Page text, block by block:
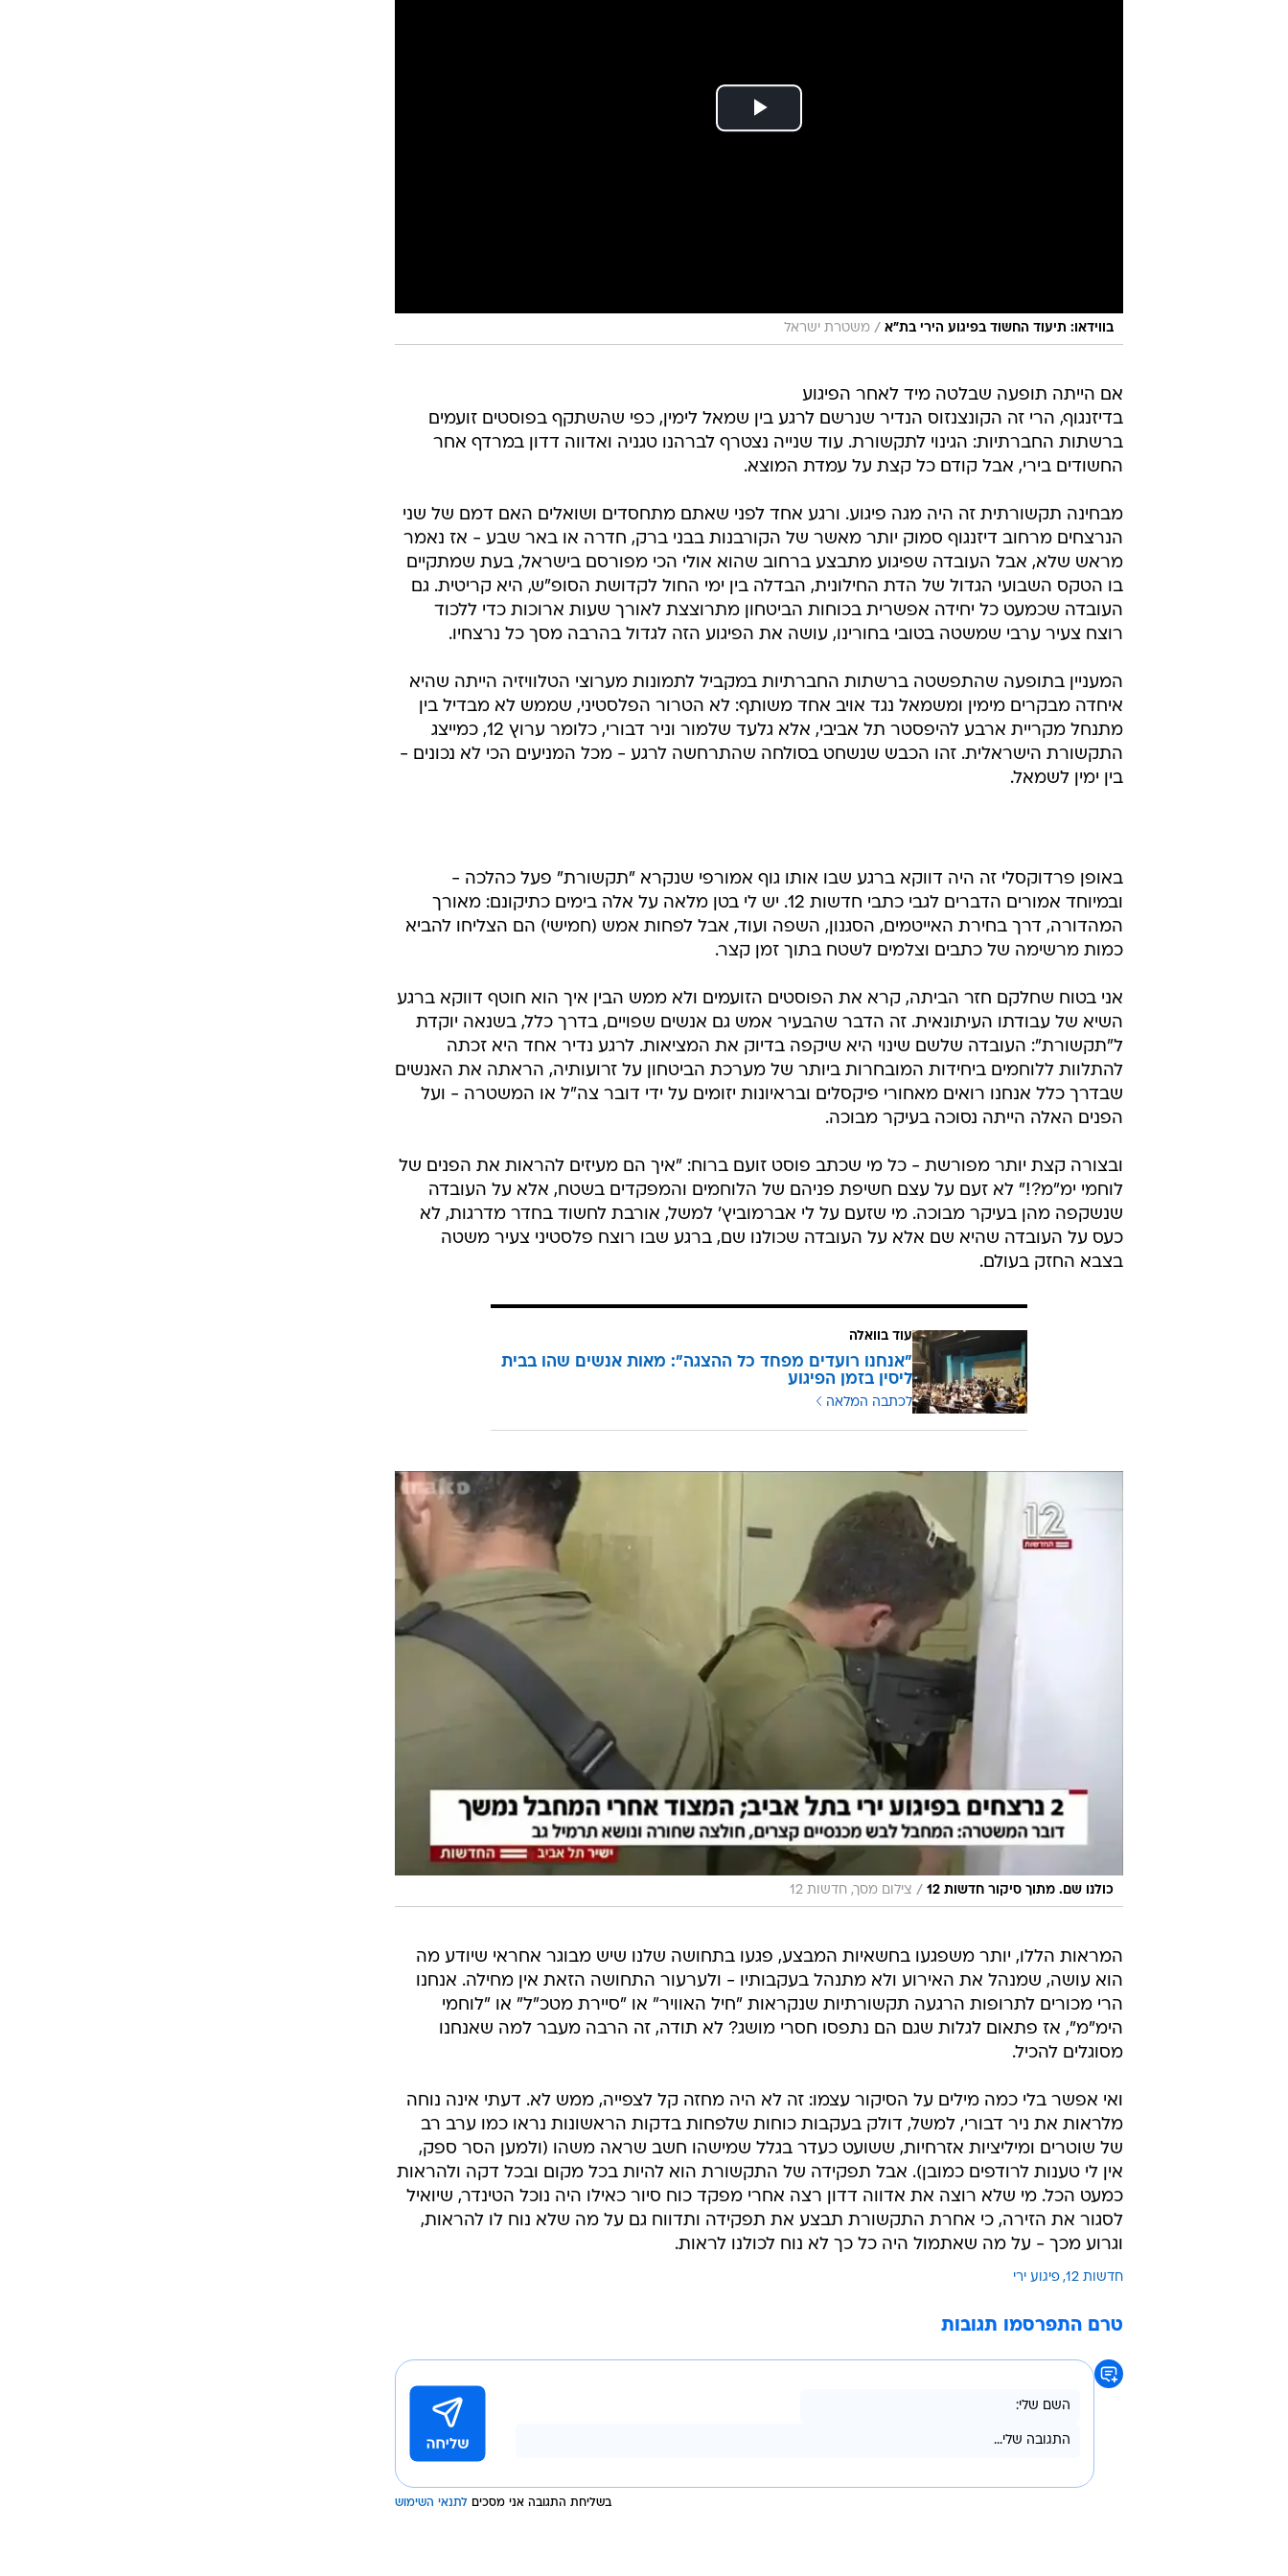
בווידאו: תיעוד החשוד בפיגוע הירי בת"א / משטרת ישראל
אם הייתה תופעה שבלטה מיד לאחר הפיגוע
בדיזנגוף, הרי זה הקונצנזוס הנדיר שנרשם לרגע בין שמאל לימין, כפי שהשתקף בפוסטים זועמים
ברשתות החברתיות: הגינוי לתקשורת. עוד שנייה נצטרף לברהנו טגניה ואדווה דדון במרדף אחר
החשודים בירי, אבל קודם כל קצת על עמדת המוצא.
מבחינה תקשורתית זה היה מגה פיגוע. ורגע אחד לפני שאתם מתחסדים ושואלים האם דמם של שני
הנרצחים מרחוב דיזנגוף סמוק יותר מאשר של הקורבנות בבני ברק, חדרה או באר שבע - אז נאמר
מראש שלא, אבל העובדה שפיגוע מתבצע ברחוב שהוא אולי הכי מפורסם בישראל, בעת שמתקיים
בו הטקס השבועי הגדול של הדת החילונית, הבדלה בין ימי החול לקדושת הסופ"ש, היא קריטית. גם
העובדה שכמעט כל יחידה אפשרית בכוחות הביטחון מתרוצצת לאורך שעות ארוכות כדי ללכוד
רוצח צעיר ערבי שמשטה בטובי בחורינו, עושה את הפיגוע הזה לגדול בהרבה מסך כל נרצחיו.
המעניין בתופעה שהתפשטה ברשתות החברתיות במקביל לתמונות מערוצי הטלוויזיה הייתה שהיא
איחדה מבקרים מימין ומשמאל נגד אויב אחד משותף: לא הטרור הפלסטיני, שממש לא מבדיל בין
מתנחל מקריית ארבע להיפסטר תל אביבי, אלא גלעד שלמור וניר דבורי, כלומר ערוץ 12, כמייצג
התקשורת הישראלית. זהו הכבש שנשחט בסולחה שהתרחשה לרגע - מכל המניעים הכי לא נכונים -
בין ימין לשמאל.
באופן פרדוקסלי זה היה דווקא ברגע שבו אותו גוף אמורפי שנקרא "תקשורת" פעל כהלכה -
ובמיוחד אמורים הדברים לגבי כתבי חדשות 12. יש לי בטן מלאה על אלה בימים כתיקונם: מאורך
המהדורה, דרך בחירת האייטמים, הסגנון, השפה ועוד, אבל לפחות אמש (חמישי) הם הצליחו להביא
כמות מרשימה של כתבים וצלמים לשטח בתוך זמן קצר.
אני בטוח שחלקם חזר הביתה, קרא את הפוסטים הזועמים ולא ממש הבין איך הוא חוטף דווקא ברגע
השיא של עבודתו העיתונאית. זה הדבר שהבעיר אמש גם אנשים שפויים, בדרך כלל, בשנאה יוקדת
ל"תקשורת": העובדה שלשם שינוי היא שיקפה בדיוק את המציאות. לרגע נדיר אחד היא זכתה
להתלוות ללוחמים ביחידות המובחרות ביותר של מערכת הביטחון על זרועותיה, הראתה את האנשים
שבדרך כלל אנחנו רואים מאחורי פיקסלים ובראיונות יזומים על ידי דובר צה"ל או המשטרה - ועל
הפנים האלה הייתה נסוכה בעיקר מבוכה.
ובצורה קצת יותר מפורשת - כל מי שכתב פוסט זועם ברוח: "איך הם מעיזים להראות את הפנים של
לוחמי ימ"מ?!" לא זעם על עצם חשיפת פניהם של הלוחמים והמפקדים בשטח, אלא על העובדה
שנשקפה מהן בעיקר מבוכה. מי שזעם על לי אברמוביץ' למשל, אורבת לחשוד בחדר מדרגות, לא
כעס על העובדה שהיא שם אלא על העובדה שכולנו שם, ברגע שבו רוצח פלסטיני צעיר משטה
בצבא החזק בעולם.
עוד בוואלה
"אנחנו רועדים מפחד כל ההצגה": מאות אנשים שהו בבית
ליסין בזמן הפיגוע
לכתבה המלאה
כולנו שם. מתוך סיקור חדשות 12 / צילום מסך, חדשות 12
המראות הללו, יותר משפגעו בחשאיות המבצע, פגעו בתחושה שלנו שיש מבוגר אחראי שיודע מה
הוא עושה, שמנהל את האירוע ולא מתנהל בעקבותיו - ולערעור התחושה הזאת אין מחילה. אנחנו
הרי מכורים לתרופות הרגעה תקשורתיות שנקראות "חיל האוויר" או "סיירת מטכ"ל" או "לוחמי
הימ"מ", אז פתאום לגלות שגם הם נתפסו חסרי מושג? לא תודה, זה הרבה מעבר למה שאנחנו
מסוגלים להכיל.
ואי אפשר בלי כמה מילים על הסיקור עצמו: זה לא היה מחזה קל לצפייה, ממש לא. דעתי אינה נוחה
מלראות את ניר דבורי, למשל, דולק בעקבות כוחות שלפחות בדקות הראשונות נראו כמו ערב רב
של שוטרים ומיליציות אזרחיות, ששועט כעדר בגלל שמישהו חשב שראה משהו (ולמען הסר ספק,
אין לי טענות לרודפים כמובן). אבל תפקידה של התקשורת הוא להיות בכל מקום ובכל דקה ולהראות
כמעט הכל. מי שלא רוצה את אדווה דדון רצה אחרי מפקד כוח סיור כאילו היה נוכל הטינדר, שיואיל
לסגור את הזירה, כי אחרת התקשורת תבצע את תפקידה ותדווח גם על מה שלא נוח לו להראות,
וגרוע מכך - על מה שאתמול היה כל כך לא נוח לכולנו לראות.
חדשות 12 פיגוע ירי
טרם התפרסמו תגובות
בשליחת התגובה אני מסכים לתנאי השימוש